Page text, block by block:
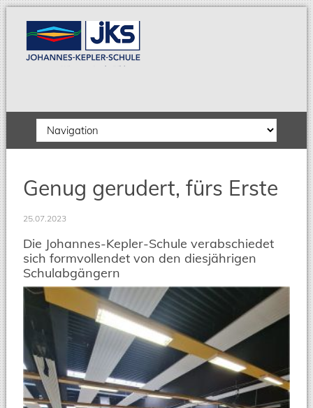
Zielseite
Genug gerudert, fürs Erste
25.07.2023
Die Johannes-Kepler-Schule verabschiedet
sich formvollendet von den diesjährigen
Schulabgängern